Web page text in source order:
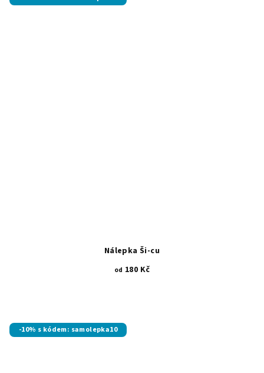
Nálepka Ši-cu
od 180 Kč
-10% s kódem: samolepka10